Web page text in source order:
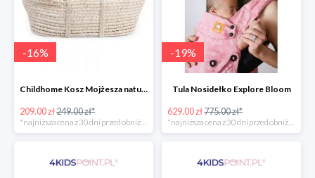
-16%
Childhome Kosz Mojżesza natural
209.00 zł249.00 zł*
-19%
Tula Nosidełko Explore Bloom
629.00 zł775.00 zł*